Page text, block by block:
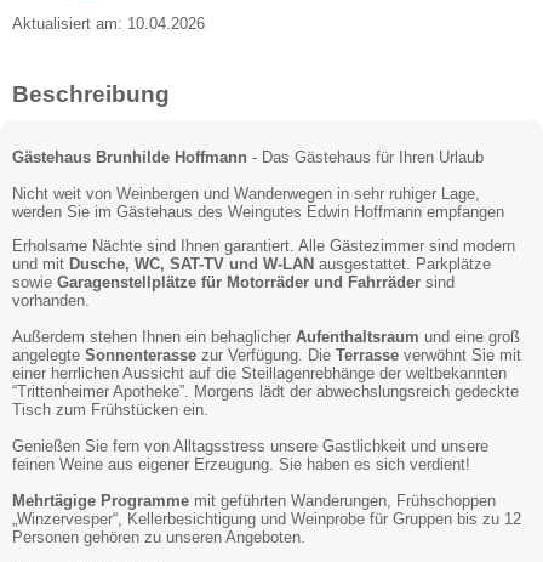
Aktualisiert am: 10.04.2026
Beschreibung
Gästehaus Brunhilde Hoffmann - Das Gästehaus für Ihren Urlaub
Nicht weit von Weinbergen und Wanderwegen in sehr ruhiger Lage,
werden Sie im Gästehaus des Weingutes Edwin Hoffmann empfangen
Erholsame Nächte sind Ihnen garantiert. Alle Gästezimmer sind modern
und mit Dusche, WC, SAT-TV und W-LAN ausgestattet. Parkplätze
sowie Garagenstellplätze für Motorräder und Fahrräder sind
vorhanden.
Außerdem stehen Ihnen ein behaglicher Aufenthaltsraum und eine groß
angelegte Sonnenterasse zur Verfügung. Die Terrasse verwöhnt Sie mit
einer herrlichen Aussicht auf die Steillagenrebhänge der weltbekannten
“Trittenheimer Apotheke”. Morgens lädt der abwechslungsreich gedeckte
Tisch zum Frühstücken ein.
Genießen Sie fern von Alltagsstress unsere Gastlichkeit und unsere
feinen Weine aus eigener Erzeugung. Sie haben es sich verdient!
Mehrtägige Programme mit geführten Wanderungen, Frühschoppen
„Winzervesper“, Kellerbesichtigung und Weinprobe für Gruppen bis zu 12
Personen gehören zu unseren Angeboten.